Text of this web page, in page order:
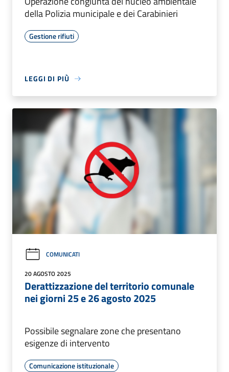
della Polizia municipale e dei Carabinieri
Gestione rifiuti
LEGGI DI PIÙ
COMUNICATI
20 AGOSTO 2025
Derattizzazione del territorio comunale
nei giorni 25 e 26 agosto 2025
Possibile segnalare zone che presentano
esigenze di intervento
Comunicazione istituzionale